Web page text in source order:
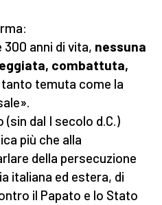
anni di vita, nessuna
combattuta,
tanto temuta come la
dal I secolo d.C.)
più che alla
della persecuzione
italiana ed estera, di
il Papato e lo Stato